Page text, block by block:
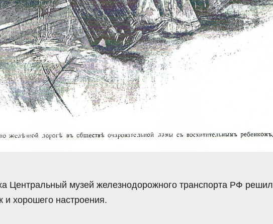
Центральный музей железнодорожного транспорта РФ решил
хорошего настроения.